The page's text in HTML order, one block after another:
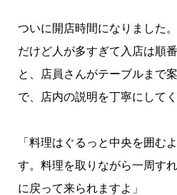
ついに開店時間になりました。
だけど人が多すぎて入店は順
と、店員さんがテーブルまで
で、店内の説明を丁寧にしてく
「料理はぐるっと中央を囲む
す。料理を取りながら一周す
に戻って来られますよ」